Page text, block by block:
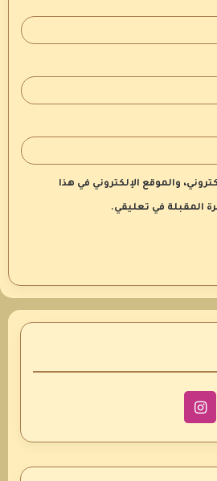
والموقع الإلكتروني في هذا
المقبلة في تعليقي.
انستقرام